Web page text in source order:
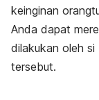
keinginan
Anda dapat
dilakukan oleh si
tersebut.